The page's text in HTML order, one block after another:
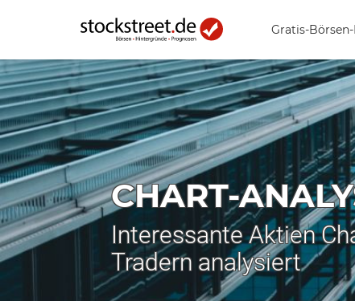
Gratis-
CHART-
Interessante Aktien
Tradern analysiert